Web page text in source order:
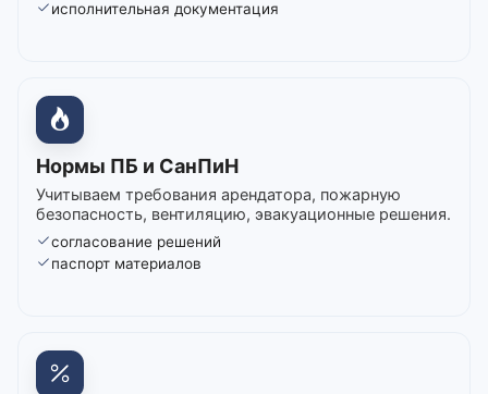
исполнительная документация
Нормы ПБ и СанПиН
Учитываем требования арендатора, пожарную
безопасность, вентиляцию, эвакуационные решения.
согласование решений
паспорт материалов